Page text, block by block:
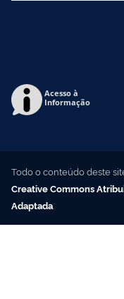
Acesso à
Informação
Todo o conteúdo deste
Creative Commons
Adaptada